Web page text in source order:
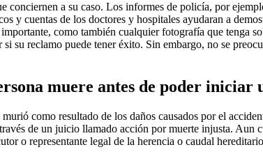
conciernen a su caso. Los informes de policía, por
y cuentas de los doctores y hospitales ayudaran a
como también cualquier fotografía que tenga
su reclamo puede tener éxito. Sin embargo, no se
muere antes de poder iniciar
como resultado de los daños causados por el
de un juicio llamado acción por muerte injusta.
o representante legal de la herencia o caudal